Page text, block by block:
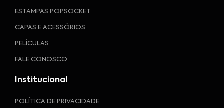
ESTAMPAS POPSOCKET
CAPAS E ACESSÓRIOS
PELÍCULAS
FALE CONOSCO
Institucional
POLÍTICA DE PRIVACIDADE